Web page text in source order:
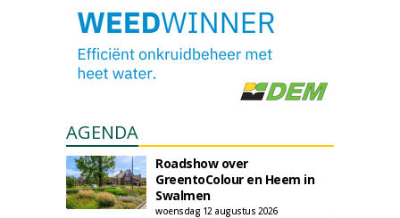
AGENDA
Roadshow over
GreentoColour en Heem in
Swalmen
woensdag 12 augustus 2026